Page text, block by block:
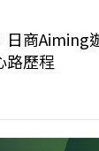
日商Aiming
路歷程